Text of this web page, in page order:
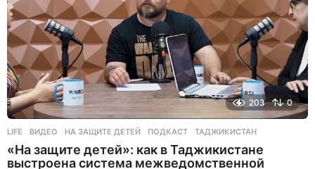
203 0
LIFE ВИДЕО ,НА ЗАЩИТЕ ДЕТЕЙ ,ПОДКАСТ ,ТАДЖИКИСТАН
«На защите детей»: как в Таджикистане
выстроена система межведомственной